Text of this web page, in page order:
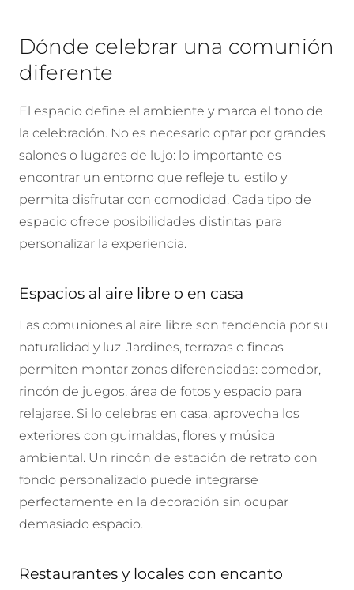
Dónde celebrar una comunión
diferente
El espacio define el ambiente y marca el tono de
la celebración. No es necesario optar por grandes
salones o lugares de lujo: lo importante es
encontrar un entorno que refleje tu estilo y
permita disfrutar con comodidad. Cada tipo de
espacio ofrece posibilidades distintas para
personalizar la experiencia.
Espacios al aire libre o en casa
Las comuniones al aire libre son tendencia por su
naturalidad y luz. Jardines, terrazas o fincas
permiten montar zonas diferenciadas: comedor,
rincón de juegos, área de fotos y espacio para
relajarse. Si lo celebras en casa, aprovecha los
exteriores con guirnaldas, flores y música
ambiental. Un rincón de estación de retrato con
fondo personalizado puede integrarse
perfectamente en la decoración sin ocupar
demasiado espacio.
Restaurantes y locales con encanto